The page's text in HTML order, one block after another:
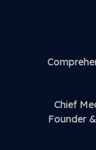
Chief
Founder